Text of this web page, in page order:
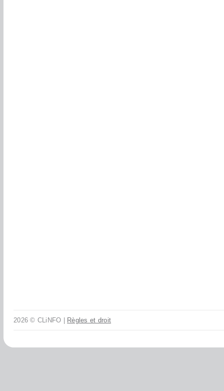
2026 © CLiNFO | Règles et droit